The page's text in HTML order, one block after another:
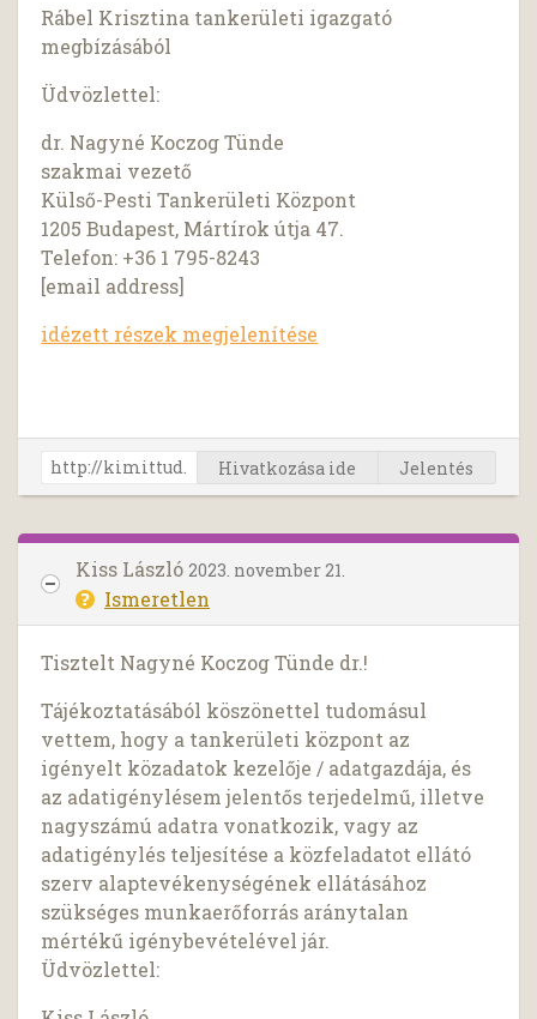
Rábel Krisztina tankerületi igazgató
megbízásából
Üdvözlettel:
dr. Nagyné Koczog Tünde
szakmai vezető
Külső-Pesti Tankerületi Központ
1205 Budapest, Mártírok útja 47.
Telefon: +36 1 795-8243
[email address]
idézett részek megjelenítése
Hivatkozása ide Jelentés
Kiss László 2023. november 21.
Ismeretlen
Tisztelt Nagyné Koczog Tünde dr.!
Tájékoztatásából köszönettel tudomásul
vettem, hogy a tankerületi központ az
igényelt közadatok kezelője / adatgazdája, és
az adatigénylésem jelentős terjedelmű, illetve
nagyszámú adatra vonatkozik, vagy az
adatigénylés teljesítése a közfeladatot ellátó
szerv alaptevékenységének ellátásához
szükséges munkaerőforrás aránytalan
mértékű igénybevételével jár.
Üdvözlettel: